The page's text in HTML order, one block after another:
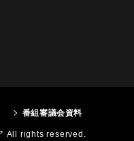
番組審議会資料
All rights reserved.